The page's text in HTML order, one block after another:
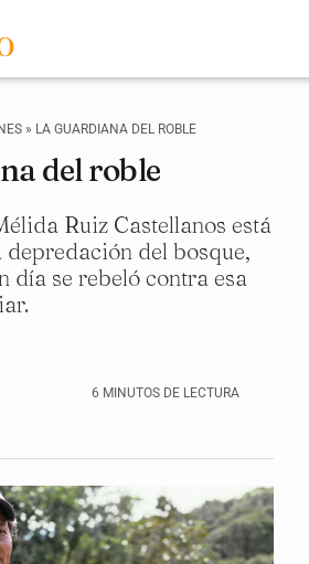
» LA GUARDIANA DEL ROBLE
del roble
Ruiz Castellanos está
del bosque,
día se rebeló contra esa
6 MINUTOS DE LECTURA